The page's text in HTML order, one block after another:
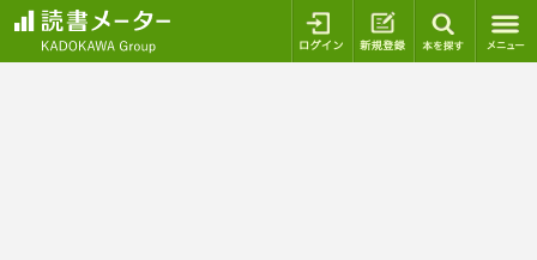
ログイン 新規登録